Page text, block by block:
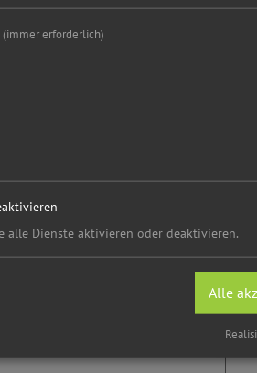
(immer erforderlich)
alle Dienste aktivieren oder deaktivieren.
Alle